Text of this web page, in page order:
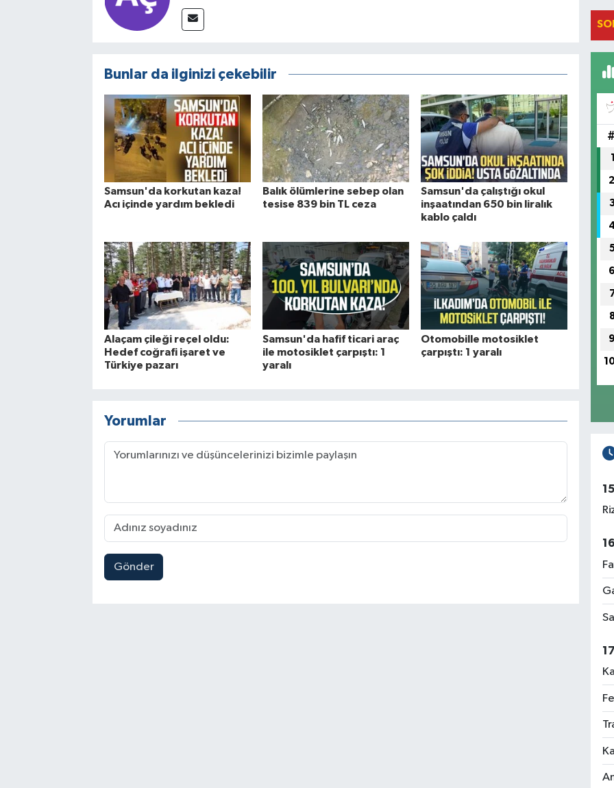
Bunlar da ilginizi çekebilir
Samsun'da korkutan kaza!
Acı içinde yardım bekledi
Balık ölümlerine sebep olan
tesise 839 bin TL ceza
Samsun'da çalıştığı okul
inşaatından 650 bin liralık
kablo çaldı
Alaçam çileği reçel oldu:
Hedef coğrafi işaret ve
Türkiye pazarı
Samsun'da hafif ticari araç
ile motosiklet çarpıştı: 1
yaralı
Otomobille motosiklet
çarpıştı: 1 yaralı
Yorumlar
Gönder
#
1
2
6
9